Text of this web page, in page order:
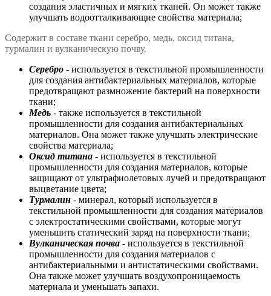
создания эластичных и мягких тканей. Он может также
улучшать водоотталкивающие свойства материала;
Содержит в составе ткани серебро, медь, оксид титана,
турмалин и вулканическую почву.
Серебро - используется в текстильной промышленности
для создания антибактериальных материалов, которые
предотвращают размножение бактерий на поверхности
ткани;
Медь - также используется в текстильной
промышленности для создания антибактериальных
материалов. Она может также улучшать электрические
свойства материала;
Оксид титана - используется в текстильной
промышленности для создания материалов, которые
защищают от ультрафиолетовых лучей и предотвращают
выцветание цвета;
Турмалин - минерал, который используется в
текстильной промышленности для создания материалов
с электростатическими свойствами, которые могут
уменьшить статический заряд на поверхности ткани;
Вулканическая почва - используется в текстильной
промышленности для создания материалов с
антибактериальными и антистатическими свойствами.
Она также может улучшать воздухопроницаемость
материала и уменьшать запахи.